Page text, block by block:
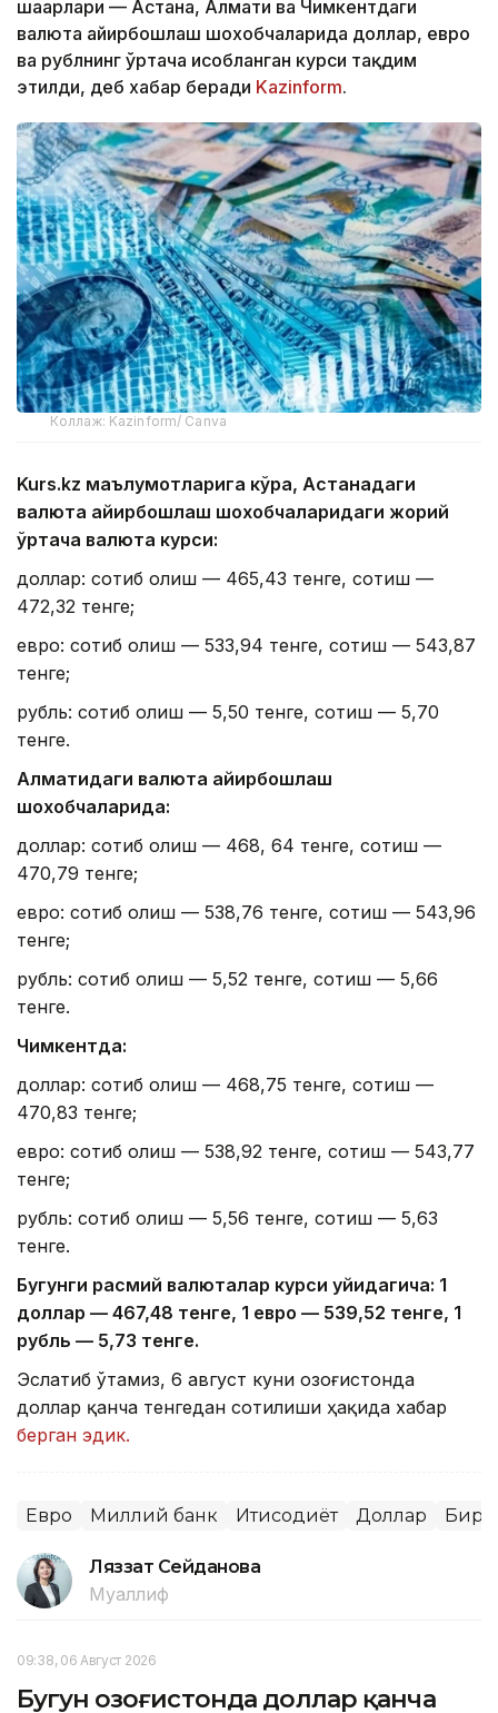
шаҳарлари — Астана, Алмати ва Чимкентдаги
валюта айирбошлаш шохобчаларида доллар, евро
ва рублнинг ўртача ҳисобланган курси тақдим
этилди, деб хабар беради Kazinform.
Коллаж: Kazinform/ Canva
Kurs.kz маълумотларига кўра, Астанадаги
валюта айирбошлаш шохобчаларидаги жорий
ўртача валюта курси:
доллар: сотиб олиш — 465,43 тенге, сотиш —
472,32 тенге;
евро: сотиб олиш — 533,94 тенге, сотиш — 543,87
тенге;
рубль: сотиб олиш — 5,50 тенге, сотиш — 5,70
тенге.
Алматидаги валюта айирбошлаш
шохобчаларида:
доллар: сотиб олиш — 468, 64 тенге, сотиш —
470,79 тенге;
евро: сотиб олиш — 538,76 тенге, сотиш — 543,96
тенге;
рубль: сотиб олиш — 5,52 тенге, сотиш — 5,66
тенге.
Чимкентда:
доллар: сотиб олиш — 468,75 тенге, сотиш —
470,83 тенге;
евро: сотиб олиш — 538,92 тенге, сотиш — 543,77
тенге;
рубль: сотиб олиш — 5,56 тенге, сотиш — 5,63
тенге.
Бугунги расмий валюталар курси қуйидагича: 1
доллар — 467,48 тенге, 1 евро — 539,52 тенге, 1
рубль — 5,73 тенге.
Эслатиб ўтамиз, 6 август куни Қозоғистонда
доллар қанча тенгедан сотилиши ҳақида хабар
берган эдик.
Евро Миллий банк Иқтисодиёт Доллар
Ляззат Сейданова
Муаллиф
09:38, 06 Август 2026
Бугун Қозоғистонда доллар қанча